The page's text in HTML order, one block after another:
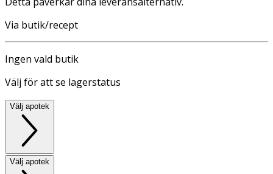
Via butik/recept
Ingen vald butik
Välj för att se lagerstatus
Välj apotek
Välj apotek